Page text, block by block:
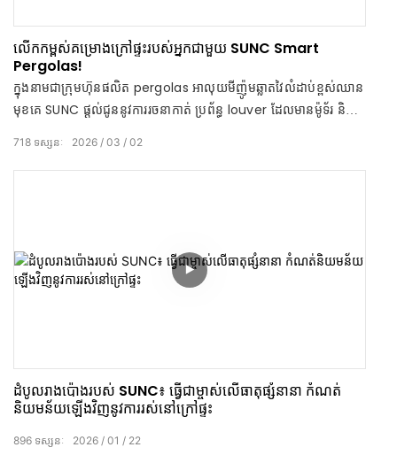
លើកកម្ពស់គម្រោងក្រៅផ្ទះរបស់អ្នកជាមួយ SUNC Smart
Pergolas!
ក្នុងនាមជាក្រុមហ៊ុនផលិត pergolas អាលុយមីញ៉ូមឆ្លាតវៃលំដាប់ខ្ពស់ឈាន
មុខគេ SUNC ផ្តល់ជូននូវការរចនាកាត់ ប្រព័ន្ធ louver ដែលមានម៉ូទ័រ និង
សូមរីករាយជាមួយការសន្សំជាលំដាប់លើការបញ្ជាទិញច្រើន៖ ចំណាយលើសពី
10,000 ដុល្លារ → បញ្ចុះតម្លៃ 2% ចំណាយលើសពី 30,000 ដុល្លារ →
2026 03 02
718 ទស្សនៈ
ដំបូល​រាង​ប៉ោង​របស់ SUNC៖ ធ្វើជាម្ចាស់លើធាតុផ្សំនានា កំណត់
និយមន័យឡើងវិញនូវការរស់នៅក្រៅផ្ទះ
2026 01 22
896 ទស្សនៈ